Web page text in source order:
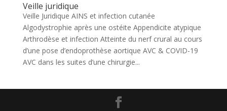
Veille juridique
Veille Juridique AINS et infection cutanée
Algodystrophie après une ostéite Appendicite atypique
Arthrodèse et infection Atteinte du nerf crural au cours
d’une pose d’endoprothèse aortique AVC & COVID-19
AVC dans les suites d’une chirurgie...